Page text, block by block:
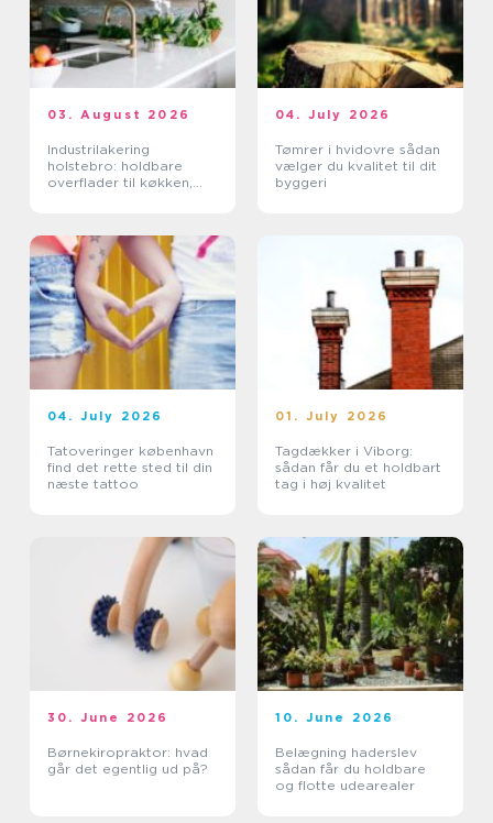
03. August 2026
Industrilakering
holstebro: holdbare
overflader til køkken,
04. July 2026
Tømrer i hvidovre sådan
vælger du kvalitet til dit
byggeri
04. July 2026
Tatoveringer københavn
find det rette sted til din
næste tattoo
01. July 2026
Tagdækker i Viborg:
sådan får du et holdbart
tag i høj kvalitet
30. June 2026
Børnekiropraktor: hvad
går det egentlig ud på?
10. June 2026
Belægning haderslev
sådan får du holdbare
og flotte udearealer